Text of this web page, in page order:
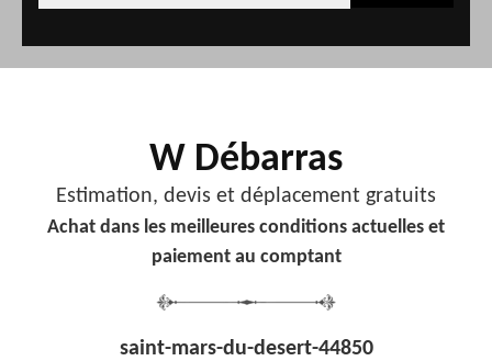
W Débarras
Estimation, devis et déplacement gratuits
Achat dans les meilleures conditions actuelles et
paiement au comptant
saint-mars-du-desert-44850